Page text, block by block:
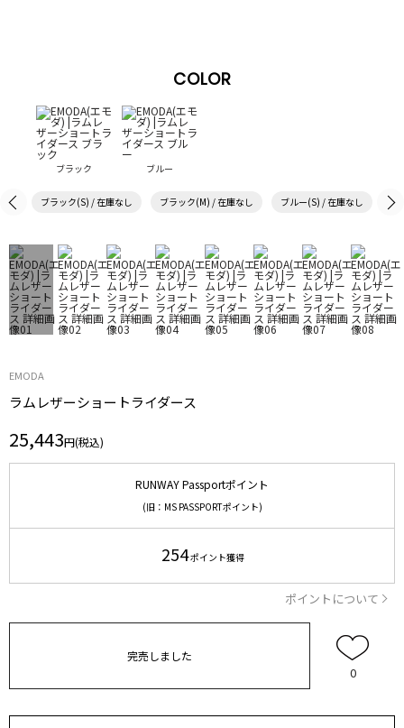
COLOR
ブラック ブルー
ブラック(S) / 在庫なし ブラック(M) / 在庫なし ブルー(S) / 在庫なし ブ
EMODA
ラムレザーショートライダース
25,443円(税込)
RUNWAY Passportポイント
(旧：MS PASSPORTポイント)
254ポイント獲得
ポイントについて
完売しました
0